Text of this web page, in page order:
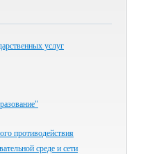
услуг
противодействия
среде и сети